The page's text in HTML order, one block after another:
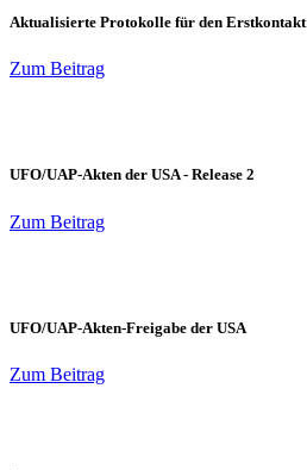
Aktualisierte Protokolle für den Erstkontakt
Zum Beitrag
UFO/UAP-Akten der USA - Release 2
Zum Beitrag
UFO/UAP-Akten-Freigabe der USA
Zum Beitrag